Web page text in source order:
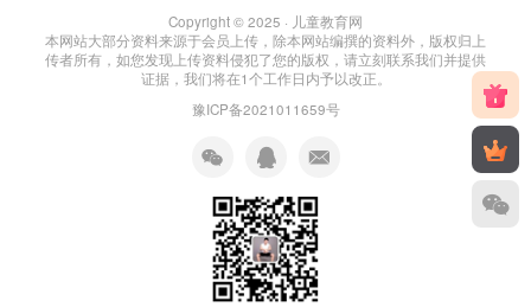
Copyright © 2025 · 儿童教育网
本网站大部分资料来源于会员上传，除本网站编撰的资料外，版权归上
传者所有，如您发现上传资料侵犯了您的版权，请立刻联系我们并提供
证据，我们将在1个工作日内予以改正。
豫ICP备2021011659号